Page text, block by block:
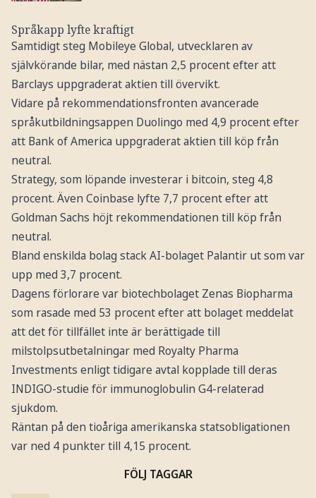
Språkapp lyfte kraftigt
Samtidigt steg Mobileye Global, utvecklaren av
självkörande bilar, med nästan 2,5 procent efter att
Barclays uppgraderat aktien till övervikt.
Vidare på rekommendationsfronten avancerade
språkutbildningsappen Duolingo med 4,9 procent efter
att Bank of America uppgraderat aktien till köp från
neutral.
Strategy, som löpande investerar i bitcoin, steg 4,8
procent. Även Coinbase lyfte 7,7 procent efter att
Goldman Sachs höjt rekommendationen till köp från
neutral.
Bland enskilda bolag stack AI-bolaget Palantir ut som var
upp med 3,7 procent.
Dagens förlorare var biotechbolaget Zenas Biopharma
som rasade med 53 procent efter att bolaget meddelat
att det för tillfället inte är berättigade till
milstolpsutbetalningar med Royalty Pharma
Investments enligt tidigare avtal kopplade till deras
INDIGO-studie för immunoglobulin G4-relaterad
sjukdom.
Räntan på den tioåriga amerikanska statsobligationen
var ned 4 punkter till 4,15 procent.
FÖLJ TAGGAR